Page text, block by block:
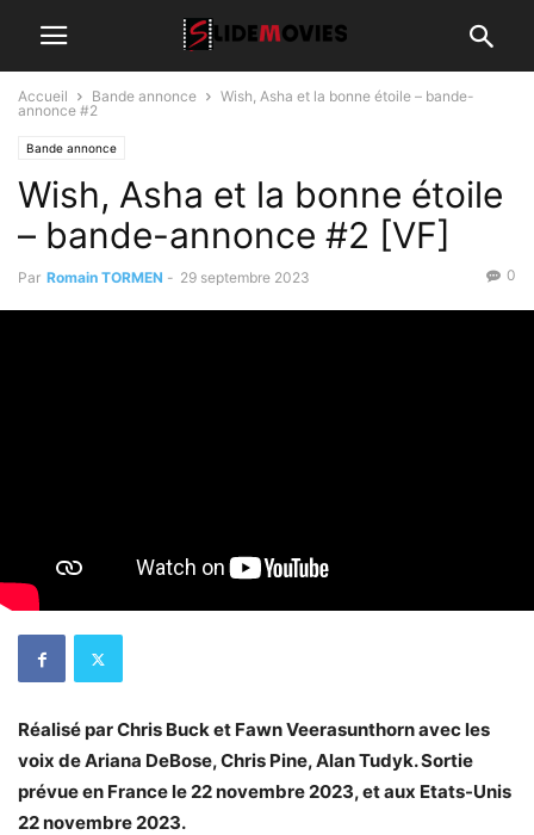
Accueil Bande annonce
Wish, Asha et la bonne étoile – bande-
annonce #2
Bande annonce
Wish, Asha et la bonne étoile
– bande-annonce #2 [VF]
Par Romain TORMEN - 29 septembre 2023 0
Réalisé par Chris Buck et Fawn Veerasunthorn avec les
voix de Ariana DeBose, Chris Pine, Alan Tudyk. Sortie
prévue en France le 22 novembre 2023, et aux Etats-Unis
22 novembre 2023.